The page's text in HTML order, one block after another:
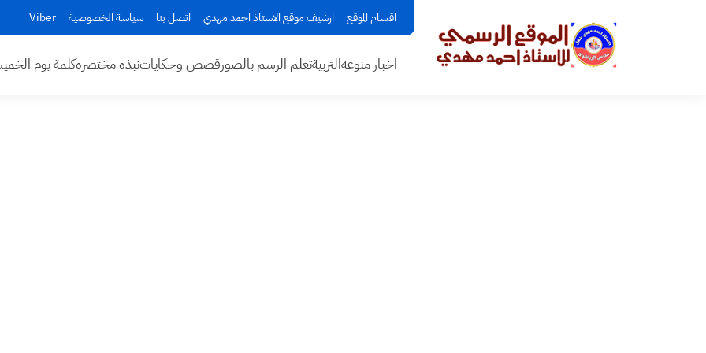
اقسام الموقع ارشيف موقع الاستاذ احمد مهدي اتصل بنا سياسة الخصوصية Viber
اخبار منوعهالتربيةتعلم الرسم بالصورقصص وحكاياتنبذة مختصرةكلمة يوم